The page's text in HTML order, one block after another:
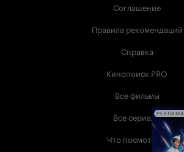
Соглашение
Правила рекомендаций
Справка
Кинопоиск PRO
Все фильмы
Все сериалы
Что посмотреть
РЕКЛАМА